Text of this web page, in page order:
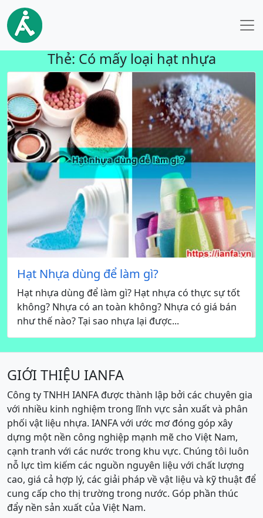
Thẻ: Có mấy loại hạt nhựa
Hạt Nhựa dùng để làm gì?
Hạt nhựa dùng để làm gì? Hạt nhựa có thực sự tốt
không? Nhựa có an toàn không? Nhựa có giá bán
như thế nào? Tại sao nhựa lại được...
GIỚI THIỆU IANFA
Công ty TNHH IANFA được thành lập bởi các chuyên gia
với nhiều kinh nghiệm trong lĩnh vực sản xuất và phân
phối vật liệu nhựa. IANFA với ước mơ đóng góp xây
dựng một nền công nghiệp mạnh mẽ cho Việt Nam,
cạnh tranh với các nước trong khu vực. Chúng tôi luôn
nỗ lực tìm kiếm các nguồn nguyên liệu với chất lượng
cao, giá cả hợp lý, các giải pháp về vật liệu và kỹ thuật để
cung cấp cho thị trường trong nước. Góp phần thúc
đẩy nền sản xuất của Việt Nam.